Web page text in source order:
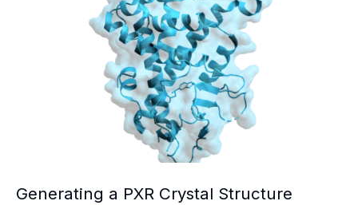
Generating a PXR Crystal Structure